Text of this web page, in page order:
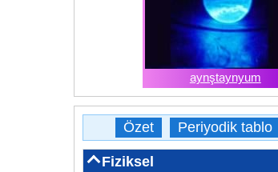
aynştaynyum
Özet Periyodik tablo
Fiziksel